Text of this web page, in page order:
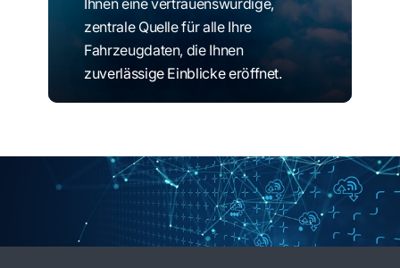
Ihnen eine vertrauenswürdige,
zentrale Quelle für alle Ihre
Fahrzeugdaten, die Ihnen
zuverlässige Einblicke eröffnet.